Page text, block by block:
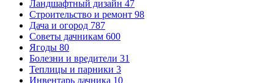
Ландшафтный дизайн 47
Строительство и ремонт 98
Дача и огород 787
Советы дачникам 600
Ягоды 80
Болезни и вредители 31
Теплицы и парники 3
Инвентарь дачника 10